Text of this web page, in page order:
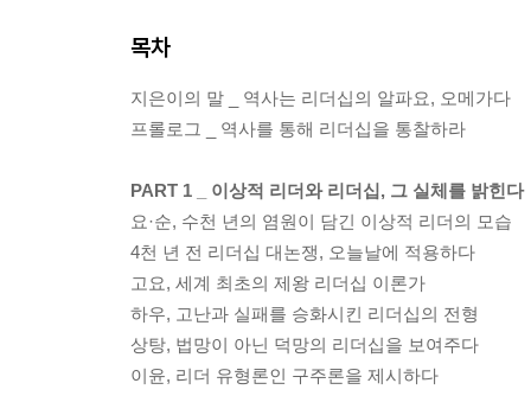
목차
지은이의 말 _ 역사는 리더십의 알파요, 오메가다
프롤로그 _ 역사를 통해 리더십을 통찰하라
PART 1 _ 이상적 리더와 리더십, 그 실체를 밝힌다
요·순, 수천 년의 염원이 담긴 이상적 리더의 모습
4천 년 전 리더십 대논쟁, 오늘날에 적용하다
고요, 세계 최초의 제왕 리더십 이론가
하우, 고난과 실패를 승화시킨 리더십의 전형
상탕, 법망이 아닌 덕망의 리더십을 보여주다
이윤, 리더 유형론인 구주론을 제시하다